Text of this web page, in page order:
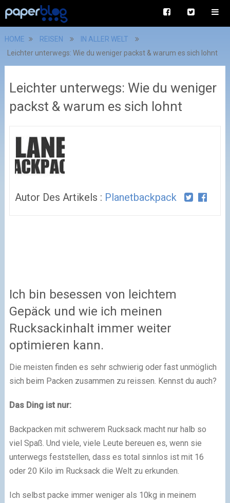
HOME REISEN
IN ALLER WELT
Leichter unterwegs: Wie du weniger packst & warum es sich lohnt
Leichter unterwegs: Wie du weniger
packst & warum es sich lohnt
Autor Des Artikels : Planetbackpack
Ich bin besessen von leichtem
Gepäck und wie ich meinen
Rucksackinhalt immer weiter
optimieren kann.
Die meisten finden es sehr schwierig oder fast unmöglich
sich beim Packen zusammen zu reissen. Kennst du auch?
Das Ding ist nur:
Backpacken mit schwerem Rucksack macht nur halb so
viel Spaß. Und viele, viele Leute bereuen es, wenn sie
unterwegs feststellen, dass es total sinnlos ist mit 16
oder 20 Kilo im Rucksack die Welt zu erkunden.
Ich selbst packe immer weniger als 10kg in meinem